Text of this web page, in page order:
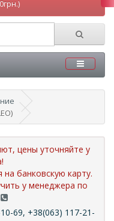
цены уточняйте у
банковскую карту.
у менеджера по
69, +38(063) 117-21-